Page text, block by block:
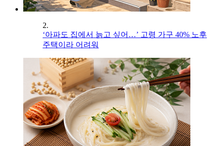
2.
‘아파도 집에서 늙고 싶어…’ 고령 가구 40% 노후
주택이라 어려워